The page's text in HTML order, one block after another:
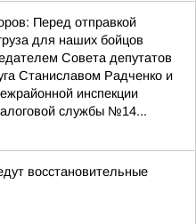
Перед отправкой
для наших бойцов
Совета депутатов
Станиславом Радченко и
инспекции
службы №14...
восстановительные